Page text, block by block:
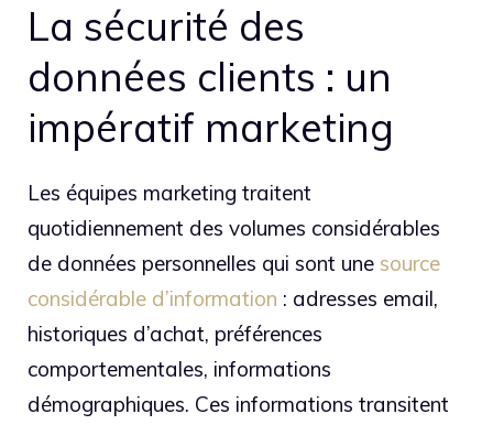
La sécurité des
données clients : un
impératif marketing
Les équipes marketing traitent
quotidiennement des volumes considérables
de données personnelles qui sont une source
considérable d’information : adresses email,
historiques d’achat, préférences
comportementales, informations
démographiques. Ces informations transitent